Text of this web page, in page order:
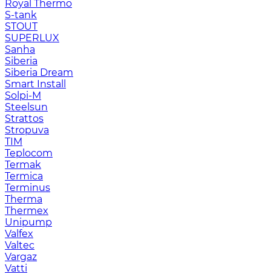
Royal Thermo
S-tank
STOUT
SUPERLUX
Sanha
Siberia
Siberia Dream
Smart Install
Solpi-M
Steelsun
Strattos
Stropuva
TIM
Teplocom
Termak
Termica
Terminus
Therma
Thermex
Unipump
Valfex
Valtec
Vargaz
Vatti